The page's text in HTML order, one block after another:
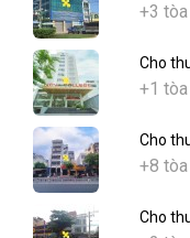
+3
Cho
+1
Cho
+8
Cho